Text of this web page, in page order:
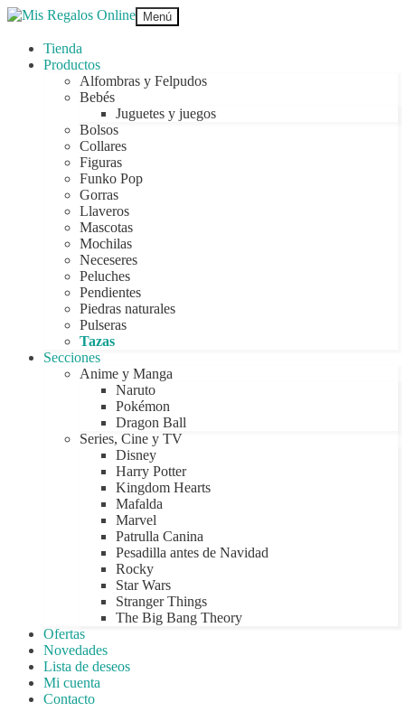
Ir
navegación
Ir
contenido
Menú
Tienda
Productos
Alfombras y Felpudos
Bebés
Juguetes y juegos
Bolsos
Collares
Figuras
Funko Pop
Gorras
Llaveros
Mascotas
Mochilas
Neceseres
Peluches
Pendientes
Piedras naturales
Pulseras
Tazas
Secciones
Anime y Manga
Naruto
Pokémon
Dragon Ball
Series, Cine y TV
Disney
Harry Potter
Kingdom Hearts
Mafalda
Marvel
Patrulla Canina
Pesadilla antes de Navidad
Rocky
Star Wars
Stranger Things
The Big Bang Theory
Ofertas
Novedades
Lista de deseos
Mi cuenta
Contacto